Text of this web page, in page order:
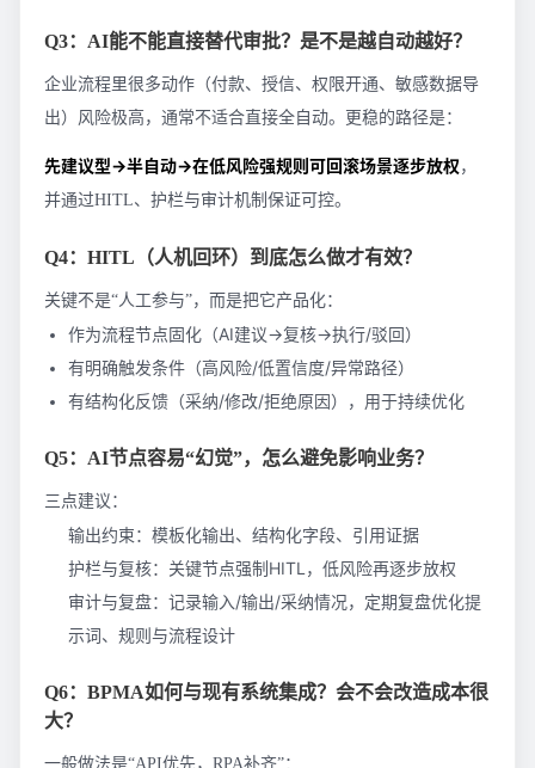
Q3：AI能不能直接替代审批？是不是越自动越好？
企业流程里很多动作（付款、授信、权限开通、敏感数据导
出）风险极高，通常不适合直接全自动。更稳的路径是：
先建议型→半自动→在低风险强规则可回滚场景逐步放权 ，
并通过HITL、护栏与审计机制保证可控。
Q4：HITL（人机回环）到底怎么做才有效？
关键不是“人工参与”，而是把它产品化：
作为流程节点固化（AI建议→复核→执行/驳回）
有明确触发条件（高风险/低置信度/异常路径）
有结构化反馈（采纳/修改/拒绝原因），用于持续优化
Q5：AI节点容易“幻觉”，怎么避免影响业务？
三点建议：
输出约束：模板化输出、结构化字段、引用证据
护栏与复核：关键节点强制HITL，低风险再逐步放权
审计与复盘：记录输入/输出/采纳情况，定期复盘优化提
示词、规则与流程设计
Q6：BPMA如何与现有系统集成？会不会改造成本很
大？
一般做法是“API优先，RPA补齐”：